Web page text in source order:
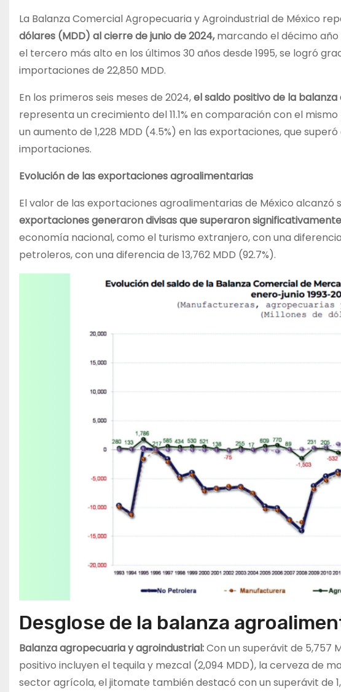
La Balanza Comercial Agropecuaria y Agroindustrial de México
dólares (MDD) al cierre de junio de 2024,marcando el décimo año
el tercero más alto en los últimos 30 años desde 1995, se logró
importaciones de 22,850 MDD.
En los primeros seis meses de 2024,el saldo positivo de la
representa un crecimiento del 11.1% en comparación con el
un aumento de 1,228 MDD (4.5%) en las exportaciones, que
importaciones.
Evolución de las exportaciones agroalimentarias
El valor de las exportaciones agroalimentarias de México alcanzó
exportaciones generaron divisas que superaron
economía nacional, como el turismo extranjero, con una
petroleros, con una diferencia de 13,762 MDD (92.7%).
Desglose de la balanza
Balanza agropecuaria y agroindustrial:Con un superávit de 5,757
positivo incluyen el tequila y mezcal (2,094 MDD), la cerveza de
sector agrícola, el jitomate también destacó con un superávit de